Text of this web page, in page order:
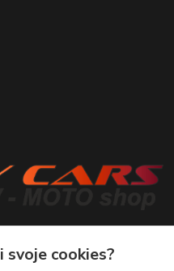
svoje cookies?